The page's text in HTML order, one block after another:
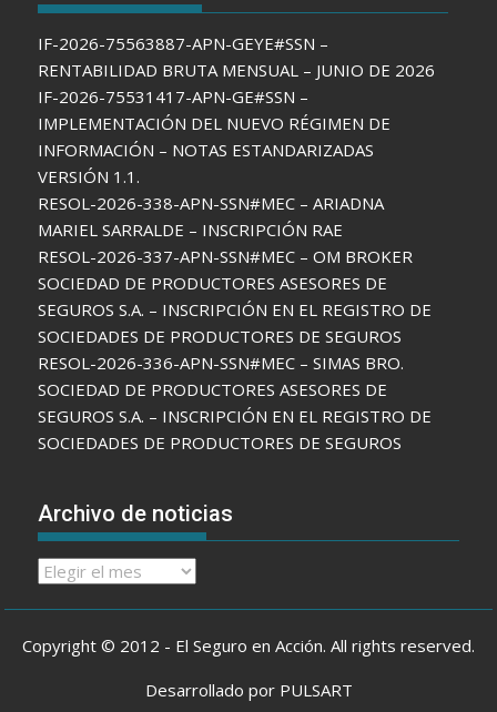
IF-2026-75563887-APN-GEYE#SSN –
RENTABILIDAD BRUTA MENSUAL – JUNIO DE 2026
IF-2026-75531417-APN-GE#SSN –
IMPLEMENTACIÓN DEL NUEVO RÉGIMEN DE
INFORMACIÓN – NOTAS ESTANDARIZADAS
VERSIÓN 1.1.
RESOL-2026-338-APN-SSN#MEC – ARIADNA
MARIEL SARRALDE – INSCRIPCIÓN RAE
RESOL-2026-337-APN-SSN#MEC – OM BROKER
SOCIEDAD DE PRODUCTORES ASESORES DE
SEGUROS S.A. – INSCRIPCIÓN EN EL REGISTRO DE
SOCIEDADES DE PRODUCTORES DE SEGUROS
RESOL-2026-336-APN-SSN#MEC – SIMAS BRO.
SOCIEDAD DE PRODUCTORES ASESORES DE
SEGUROS S.A. – INSCRIPCIÓN EN EL REGISTRO DE
SOCIEDADES DE PRODUCTORES DE SEGUROS
Archivo de noticias
Archivo
Copyright © 2012 - El Seguro en Acción. All rights reserved.
Desarrollado por PULSART